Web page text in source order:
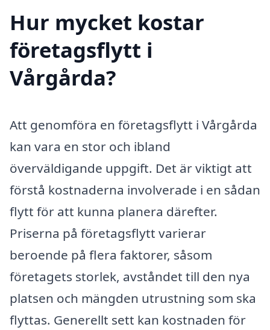
Hur mycket kostar
företagsflytt i
Vårgårda?
Att genomföra en företagsflytt i Vårgårda
kan vara en stor och ibland
överväldigande uppgift. Det är viktigt att
förstå kostnaderna involverade i en sådan
flytt för att kunna planera därefter.
Priserna på företagsflytt varierar
beroende på flera faktorer, såsom
företagets storlek, avståndet till den nya
platsen och mängden utrustning som ska
flyttas. Generellt sett kan kostnaden för